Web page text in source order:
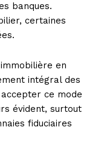
banques.
certaines
en
intégral des
ce mode
évident, surtout
fiduciaires